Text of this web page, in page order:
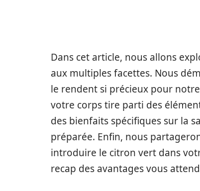
Dans cet article, nous allons
aux multiples facettes. Nous
le rendent si précieux pour
votre corps tire parti des
des bienfaits spécifiques sur la
préparée. Enfin, nous
introduire le citron vert dans
recap des avantages vous